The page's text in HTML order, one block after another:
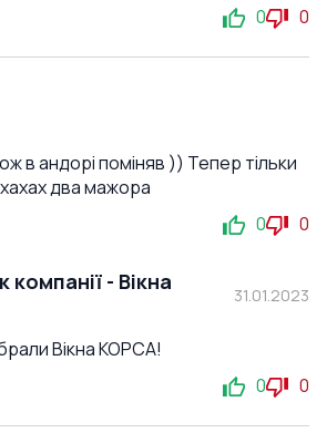
0 0
в андорі поміняв )) Тепер тільки
два мажора
0 0
компанії - Вікна
31.01.2023
Вікна КОРСА!
0 0